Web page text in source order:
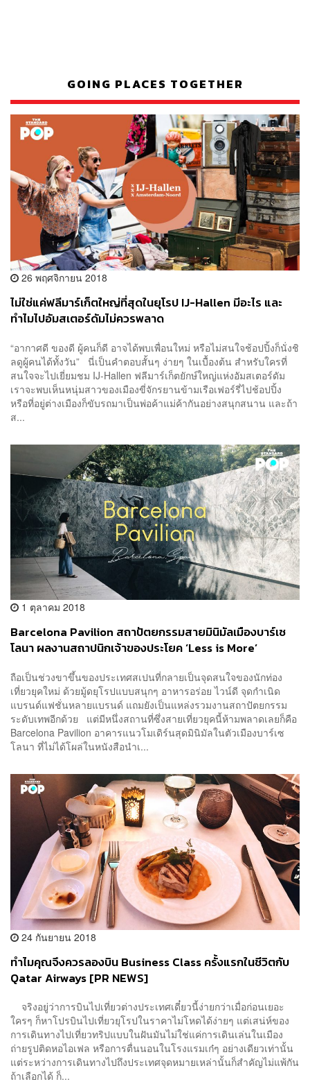
GOING PLACES TOGETHER
26 พฤศจิกายน 2018
ไม่ใช่แค่ฟลีมาร์เก็ตใหญ่ที่สุดในยุโรป IJ-Hallen มีอะไร และ
ทำไมไปอัมสเตอร์ดัมไม่ควรพลาด
“อากาศดี ของดี ผู้คนก็ดี อาจได้พบเพื่อนใหม่ หรือไม่สนใจช้อปปิ้งก็นั่งชิ
ลดูผู้คนได้ทั้งวัน” นี่เป็นคำตอบสั้นๆ ง่ายๆ ในเบื้องต้น สำหรับใครที่
สนใจจะไปเยี่ยมชม IJ-Hallen ฟลีมาร์เก็ตยักษ์ใหญ่แห่งอัมสเตอร์ดัม
เราจะพบเห็นหนุ่มสาวของเมืองขี่จักรยานข้ามเรือเฟอร์รี่ไปช้อปปิ้ง
หรือที่อยู่ต่างเมืองก็ขับรถมาเป็นพ่อค้าแม่ค้ากันอย่างสนุกสนาน และถ้า
ส...
1 ตุลาคม 2018
Barcelona Pavilion สถาปัตยกรรมสายมินิมัลเมืองบาร์เซ
โลนา ผลงานสถาปนิกเจ้าของประโยค ‘Less is More’
ถือเป็นช่วงขาขึ้นของประเทศสเปนที่กลายเป็นจุดสนใจของนักท่อง
เที่ยวยุคใหม่ ด้วยมู้ดยุโรปแบบสนุกๆ อาหารอร่อย ไวน์ดี จุดกำเนิด
แบรนด์แฟชั่นหลายแบรนด์ แถมยังเป็นแหล่งรวมงานสถาปัตยกรรม
ระดับเทพอีกด้วย แต่มีหนึ่งสถานที่ซึ่งสายเที่ยวยุคนี้ห้ามพลาดเลยก็คือ
Barcelona Pavilion อาคารแนวโมเดิร์นสุดมินิมัลในตัวเมืองบาร์เซ
โลนา ที่ไม่ได้โผล่ในหนังสือนำเ...
24 กันยายน 2018
ทำไมคุณจึงควรลองบิน Business Class ครั้งแรกในชีวิตกับ
Qatar Airways [PR NEWS]
จริงอยู่ว่าการบินไปเที่ยวต่างประเทศเดี๋ยวนี้ง่ายกว่าเมื่อก่อนเยอะ
ใครๆ ก็หาโปรบินไปเที่ยวยุโรปในราคาไม่โหดได้ง่ายๆ แต่เสน่ห์ของ
การเดินทางไปเที่ยวทริปแบบในฝันมันไม่ใช่แค่การเดินเล่นในเมือง
ถ่ายรูปติดหอไอเฟล หรือการตื่นนอนในโรงแรมเก๋ๆ อย่างเดียวเท่านั้น
แต่ระหว่างการเดินทางไปถึงประเทศจุดหมายเหล่านั้นก็สำคัญไม่แพ้กัน
ถ้าเลือกได้ ก็...